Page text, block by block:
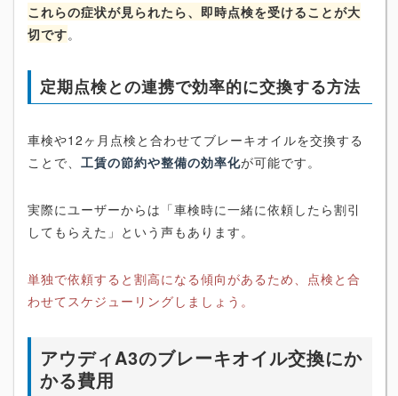
これらの症状が見られたら、即時点検を受けることが大
切です。
定期点検との連携で効率的に交換する方法
車検や12ヶ月点検と合わせてブレーキオイルを交換する
ことで、 工賃の節約や整備の効率化が可能です。
実際にユーザーからは「車検時に一緒に依頼したら割引
してもらえた」という声もあります。
単独で依頼すると割高になる傾向があるため、点検と合
わせてスケジューリングしましょう。
アウディA3のブレーキオイル交換にか
かる費用